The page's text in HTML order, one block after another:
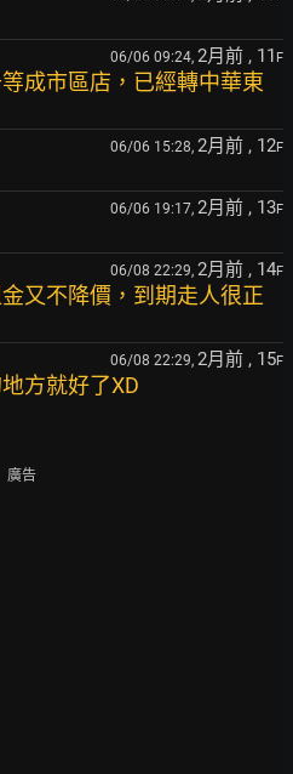
06/06 09:24, 2月前 , 11 F
成市區店，已經轉中華東
06/06 15:28, 2月前 , 12F
06/06 19:17, 2月前 , 13F
06/08 22:29, 2月前 , 14F
又不降價，到期走人很正
06/08 22:29, 2月前 , 15F
方就好了XD
廣告